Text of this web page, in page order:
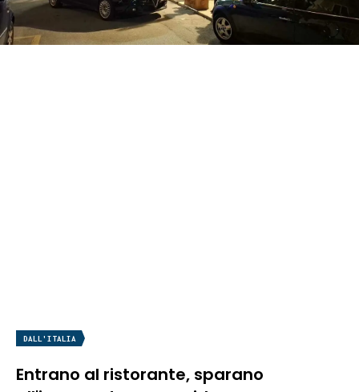
DALL'ITALIA
Entrano al ristorante, sparano